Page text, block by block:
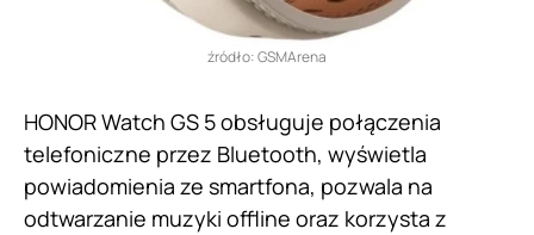
źródło: GSMArena
HONOR Watch GS 5 obsługuje połączenia
telefoniczne przez Bluetooth, wyświetla
powiadomienia ze smartfona, pozwala na
odtwarzanie muzyki offline oraz korzysta z